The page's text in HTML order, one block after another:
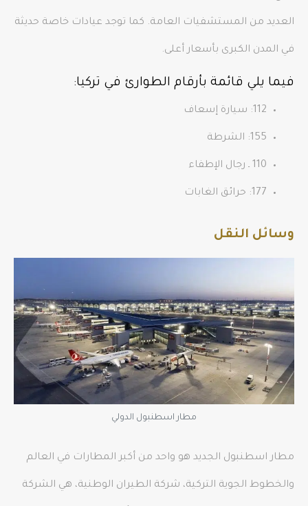
العديد من المستشفيات العامة. كما توجد عيادات خاصة حديثة
في المدن الكبرى بأسعار أعلى.
فيما يلي قائمة بأرقام الطوارئ في تركيا:
112: سيارة إسعاف
155: الشرطة
110 ـ رجال الإطفاء
177: حرائق الغابات
وسائل النقل
مطار اسطنبول الدولي
مطار اسطنبول الجديد هو واحد من أكبر المطارات في العالم
والخطوط الجوية التركية، شركة الطيران الوطنية، هي الشركة